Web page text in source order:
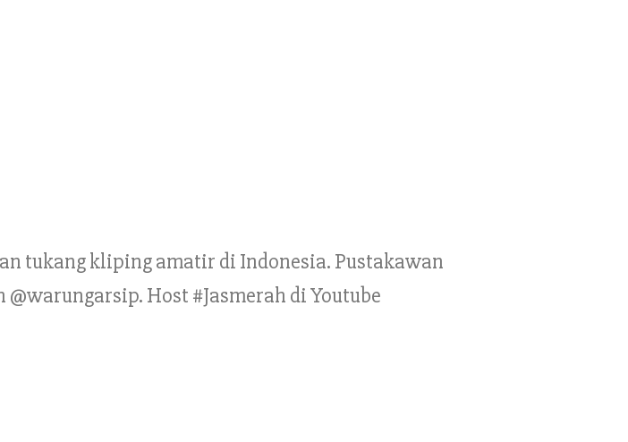
tukang kliping amatir di Indonesia. Pustakawan
Host #Jasmerah di Youtube